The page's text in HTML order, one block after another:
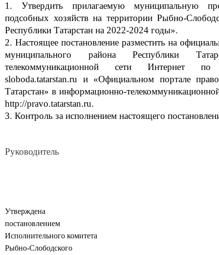
1. Утвердить прилагаемую муниципальную
подсобных хозяйств на территории Рыбно-
Республики Татарстан на 2022-2024 годы».
2. Настоящее постановление разместить на
муниципального района Республики
телекоммуникационной сети Интернет по
sloboda.tatarstan.ru и «Официальном портале
Татарстан» в информационно-
http://pravo.tatarstan.ru.
3. Контроль за исполнением настоящего
Руководитель
Утверждена
постановлением
Исполнительного комитета
Рыбно-Слободского